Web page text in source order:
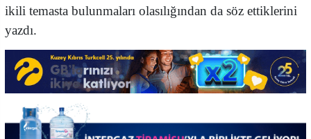
ikili temasta bulunmaları olasılığından da söz ettiklerini
yazdı.